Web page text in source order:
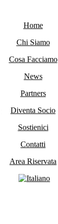
Home
Chi Siamo
Cosa Facciamo
News
Partners
Diventa Socio
Sostienici
Contatti
Area Riservata